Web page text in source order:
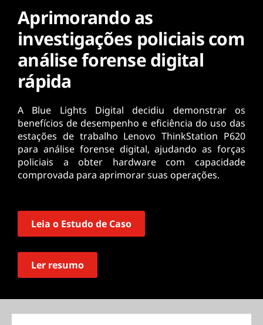
Aprimorando as
investigações policiais com
análise forense digital
rápida
A Blue Lights Digital decidiu demonstrar os
benefícios de desempenho e eficiência do uso das
estações de trabalho Lenovo ThinkStation P620
para análise forense digital, ajudando as forças
policiais a obter hardware com capacidade
comprovada para aprimorar suas operações.
Leia o Estudo de Caso
Ler resumo